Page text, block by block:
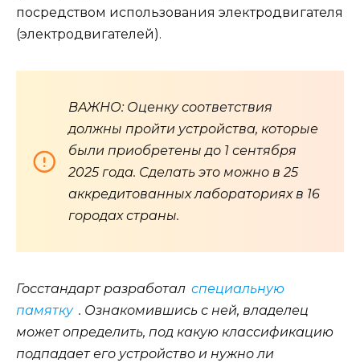
посредством использования электродвигателя
(электродвигателей).
ВАЖНО: Оценку соответствия
должны пройти устройства, которые
были приобретены до 1 сентября
2025 года. Сделать это можно в 25
аккредитованных лабораториях в 16
городах страны.
Госстандарт разработал специальную
памятку . Ознакомившись с ней, владелец
может определить, под какую классификацию
подпадает его устройство и нужно ли